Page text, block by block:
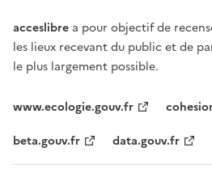
acceslibre a pour objectif de
les lieux recevant du public et de
le plus largement possible.
www.ecologie.gouv.fr
beta.gouv.fr
data.gouv.fr